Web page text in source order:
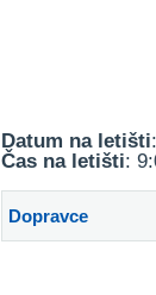
Datum na letišti
Čas na letišti:
Dopravce